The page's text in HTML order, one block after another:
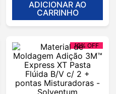
ADICIONAR AO
CARRINHO
12% OFF